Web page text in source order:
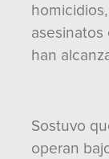
han
Sostuvo
operan